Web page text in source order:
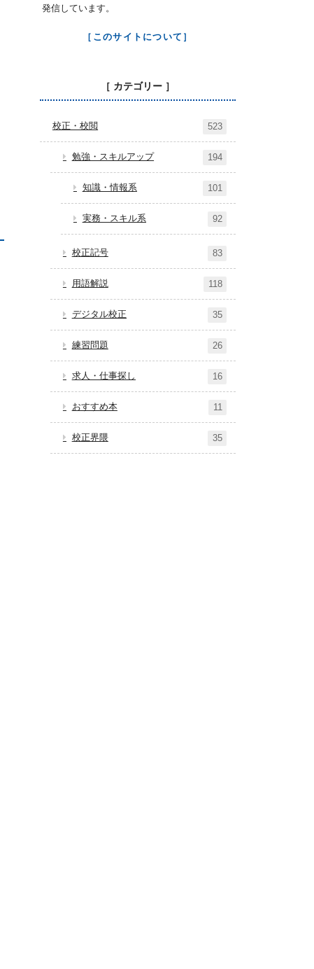
発信しています。
［このサイトについて］
［ カテゴリー ］
校正・校閲 523
勉強・スキルアップ 194
知識・情報系 101
実務・スキル系 92
校正記号 83
用語解説 118
デジタル校正 35
練習問題 26
求人・仕事探し 16
おすすめ本 11
校正界隈 35